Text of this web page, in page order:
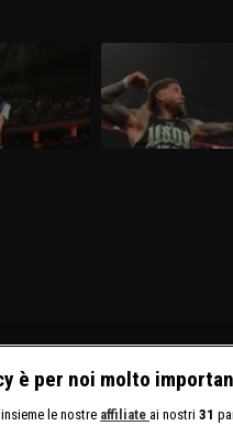
nel
marzo,
Square
tag team
confronto fra
visionari sfidano gli
Nella puntata di Raw del
visibile su discovery+,
affrontano Logan Paul
Sarà presente
è per noi molto
le nostre affiliate ai nostri 31